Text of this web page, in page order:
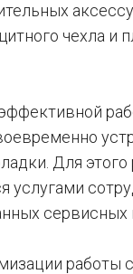
чехла и
Для этого
услугами
сервисных
работы